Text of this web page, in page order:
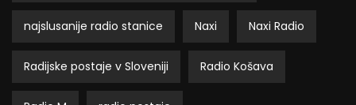
najslusanije radio stanice Naxi Naxi Radio
Radijske postaje v Sloveniji Radio Košava